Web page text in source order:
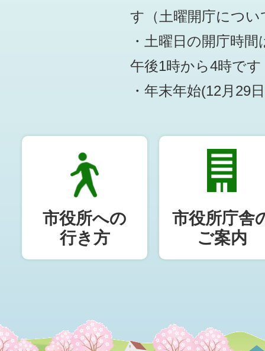
す （土曜開庁につ
・土曜日の開庁時
午後1時から4時です
・年末年始(12月29
市役所への
行き方
市役所庁舎
ご案内